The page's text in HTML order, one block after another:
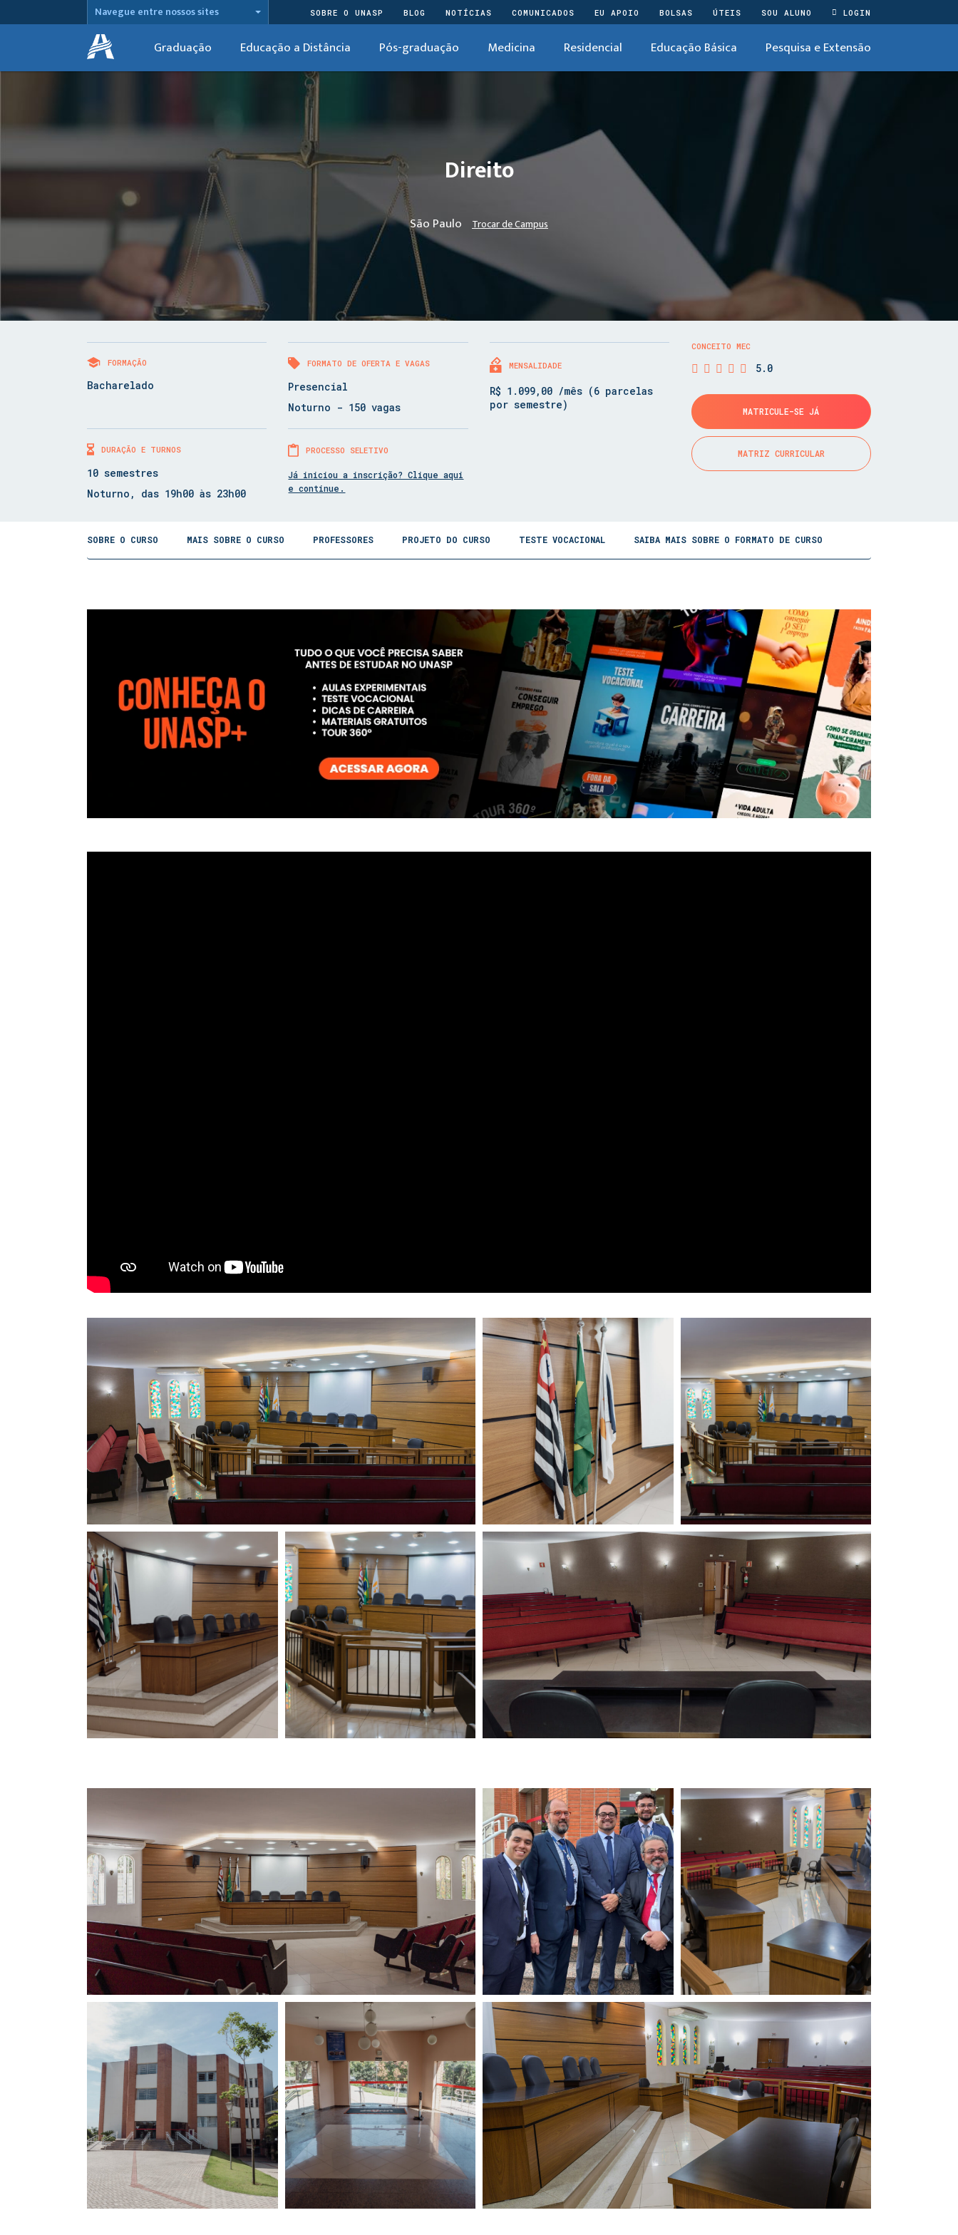
Navegue entre nossos sites SOBRE O UNASP BLOG NOTÍCIAS COMUNICADOS EU APOIO BOLSAS ÚTEIS SOU ALUNO LOGIN
Graduação Educação a Distância Pós-graduação Medicina Residencial Educação Básica Pesquisa e Extensão
Direito
São Paulo Trocar de Campus
FORMAÇÃO
Bacharelado
FORMATO DE OFERTA E VAGAS
Presencial
Noturno - 150 vagas
MENSALIDADE
R$ 1.099,00 /mês (6 parcelas
por semestre)
DURAÇÃO E TURNOS
10 semestres
Noturno, das 19h00 às 23h00
PROCESSO SELETIVO
Já iniciou a inscrição? Clique aqui
e continue.
CONCEITO MEC
5.0
MATRICULE-SE JÁ
MATRIZ CURRICULAR
SOBRE O CURSO MAIS SOBRE O CURSO PROFESSORES PROJETO DO CURSO TESTE VOCACIONAL SAIBA MAIS SOBRE O FORMATO DE CURSO